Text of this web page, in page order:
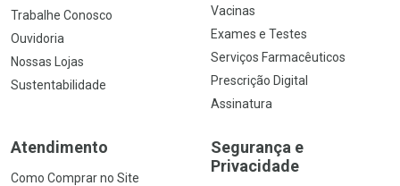
Trabalhe Conosco
Ouvidoria
Nossas Lojas
Sustentabilidade
Vacinas
Exames e Testes
Serviços Farmacêuticos
Prescrição Digital
Assinatura
Atendimento
Como Comprar no Site
Segurança e
Privacidade